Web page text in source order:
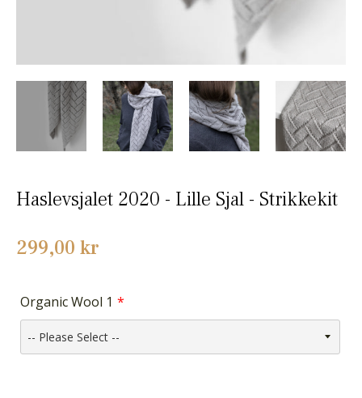
Haslevsjalet 2020 - Lille Sjal - Strikkekit
Normalpris
299,00 kr
Organic Wool 1